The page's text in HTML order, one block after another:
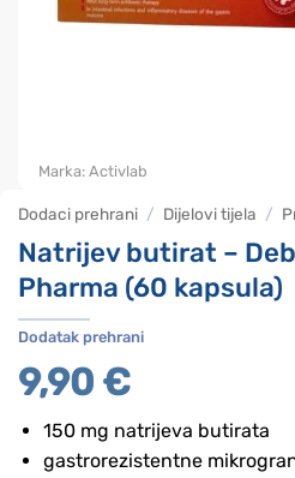
Dodaci prehrani / Dijelovi tijela /
Natrijev butirat –
Pharma (60 kapsula)
Dodatak prehrani
9,90 €
150 mg natrijeva butirata
gastrorezistentne
Marka: Activlab